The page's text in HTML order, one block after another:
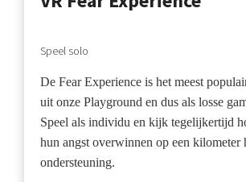
Speel solo
De Fear Experience is het meest
uit onze Playground en dus als losse
Speel als individu en kijk tegelijkertijd
hun angst overwinnen op een kilometer
ondersteuning.